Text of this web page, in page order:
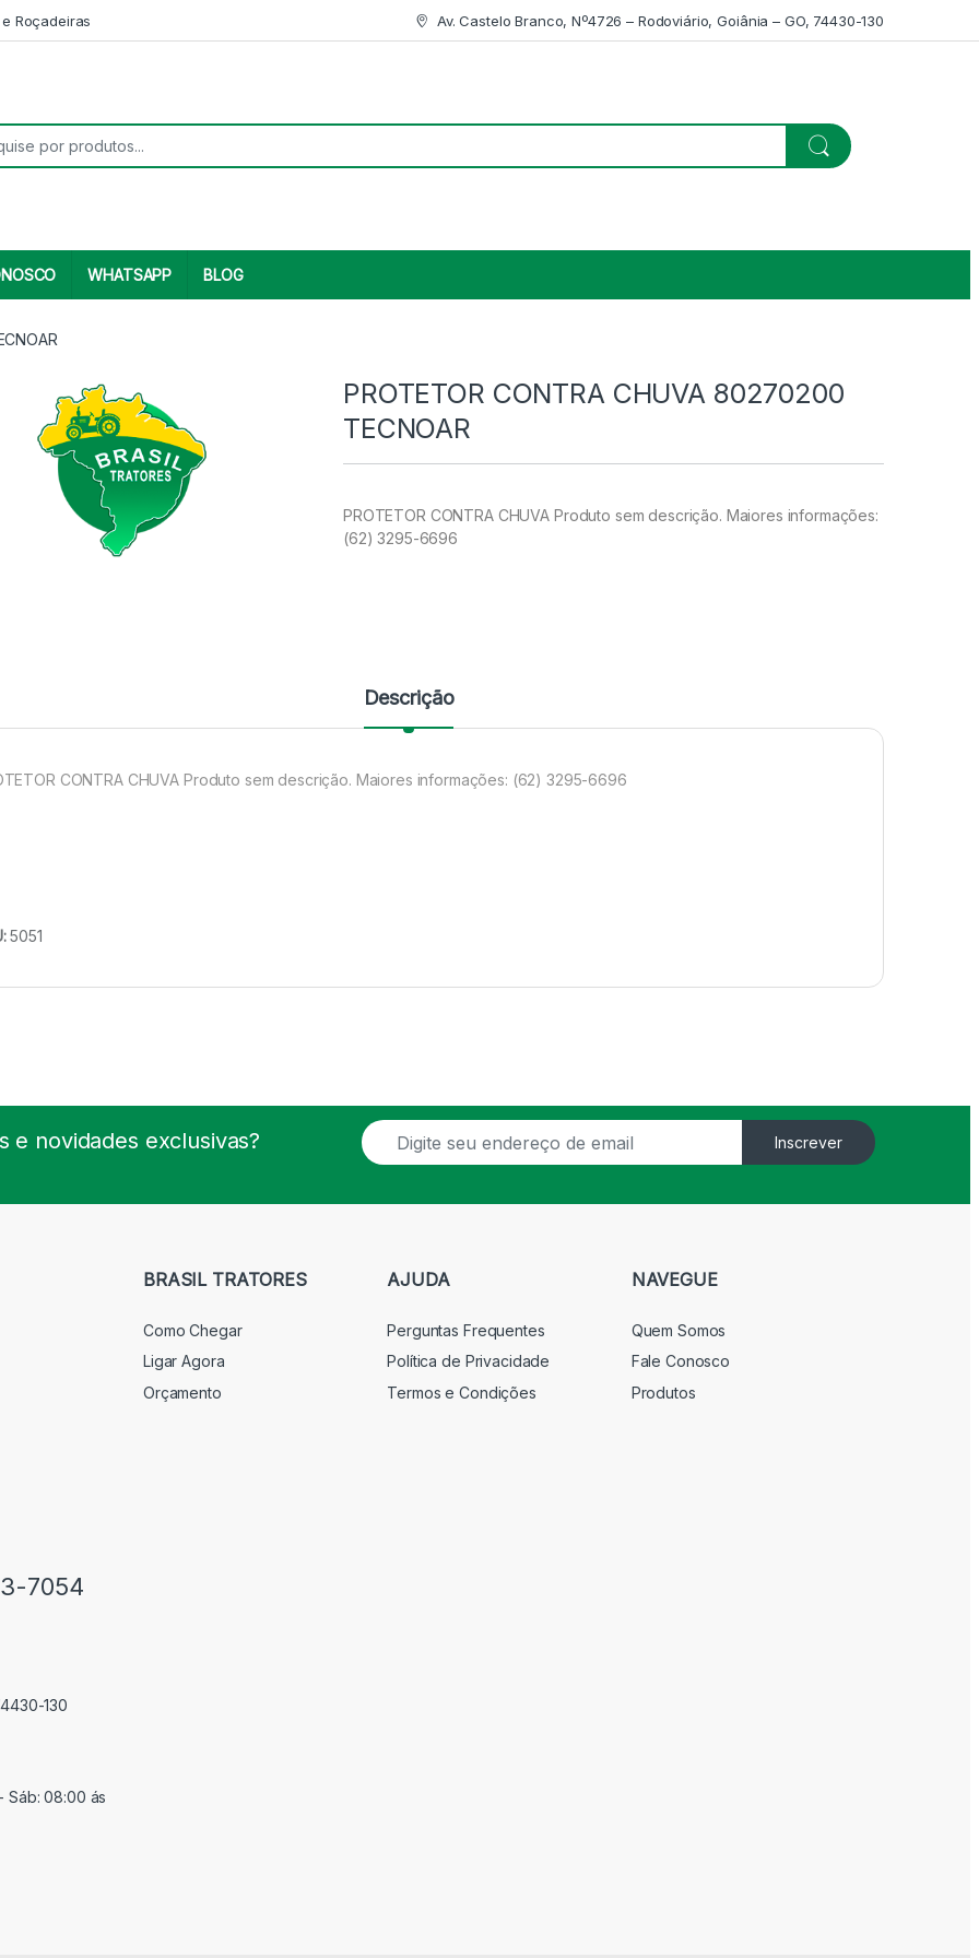
Roçadeiras Av. Castelo Branco, Nº4726 – Rodoviário, Goiânia – GO, 74430-130
WHATSAPP BLOG
PROTETOR CONTRA CHUVA 80270200
TECNOAR
PROTETOR CONTRA CHUVA Produto sem descrição. Maiores informações:
(62) 3295-6696
Descrição
CONTRA CHUVA Produto sem descrição. Maiores informações: (62) 3295-6696
5051
novidades exclusivas?
E
m
Inscrever
7054
130
Sáb: 08:00 ás
BRASIL TRATORES
Como Chegar
Ligar Agora
Orçamento
AJUDA
Perguntas Frequentes
Política de Privacidade
Termos e Condições
NAVEGUE
Quem Somos
Fale Conosco
Produtos